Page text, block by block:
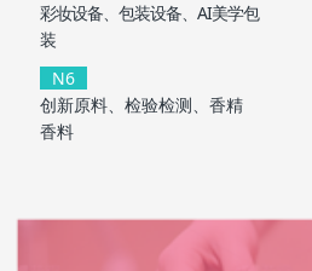
彩妆设备、包装设备、AI美学包
装
N6
创新原料、检验检测、香精
香料